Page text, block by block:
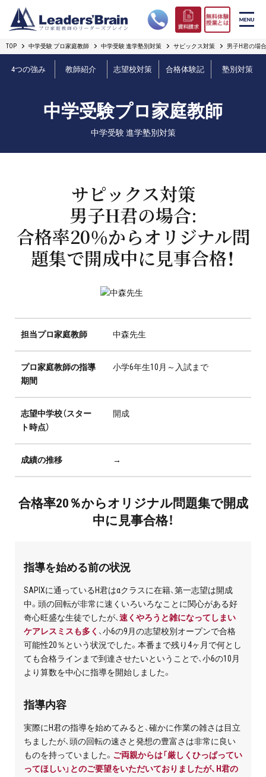
リーダーズブレインの強み
プロ教師紹介
無料体験授業とは
短期フリープラン
お申込みの流れ
よくある質問
会社概要
免責事項・著作権等
0120-11-3967
受付:9:30～21:30(定休:日曜・祝日)
TOP 中学受験 プロ家庭教師 中学受験 進学塾別対策 サピックス対策 男子H君の場合
4つの強み 教師紹介 志望校対策 合格体験記 塾別対策
中学受験プロ家庭教師
中学受験 進学塾別対策
サピックス対策
男子H君の場合:
合格率20％からオリジナル問
題集で開成中に見事合格！
担当プロ家庭教師 中森先生
プロ家庭教師の指導
期間
小学6年生10月～入試まで
志望中学校（スター
ト時点）
開成
成績の推移 →
合格率20％からオリジナル問題集で開成
中に見事合格！
指導を始める前の状況
SAPIXに通っているH君はαクラスに在籍、第一志望は開成
中。頭の回転が非常に速くいろいろなことに関心がある好
奇心旺盛な生徒でしたが、速くやろうと雑になってしまい
ケアレスミスも多く 、小6の9月の志望校別オープンで合格
可能性20％という状況でした。本番まで残り4ヶ月で何とし
ても合格ラインまで到達させたいということで、小6の10月
より算数を中心に指導を開始しました。
指導内容
実際にH君の指導を始めてみると、確かに作業の雑さは目立
ちましたが、頭の回転の速さと発想の豊富さは非常に良い
ものを持っていました。 ご両親からは「厳しくひっぱってい
ってほしい」とのご要望をいただいておりましたが、H君の